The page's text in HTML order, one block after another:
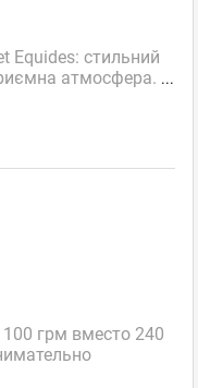
Equides: стильний
атмосфера. ...
грм вместо 240